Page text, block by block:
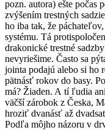
pozn. autora) ešte počas
zvýšením trestných
ho iba tak, že
systému. Tá
drakonické trestné
nevyriešime. Často sa
jointa podajú alebo si ho
pätnásť rokov do basy.
má? Žiaden. A tí ľudia
väčší zárobok z Česka,
hroziť dvanásť až
Podľa môjho názoru v